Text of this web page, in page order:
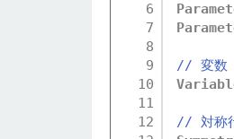
6
7
8
9
10
11
12
// 変数
// 対称